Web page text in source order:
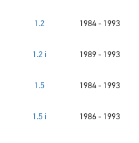
1.2 1984 - 1993
1.2 i 1989 - 1993
1.5 1984 - 1993
1.5 i 1986 - 1993